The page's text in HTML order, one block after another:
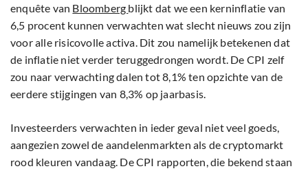
enquête van Bloomberg blijkt dat we een kerninflatie van
6,5 procent kunnen verwachten wat slecht nieuws zou zijn
voor alle risicovolle activa. Dit zou namelijk betekenen dat
de inflatie niet verder teruggedrongen wordt. De CPI zelf
zou naar verwachting dalen tot 8,1% ten opzichte van de
eerdere stijgingen van 8,3% op jaarbasis.
Investeerders verwachten in ieder geval niet veel goeds,
aangezien zowel de aandelenmarkten als de cryptomarkt
rood kleuren vandaag. De CPI rapporten, die bekend staan ​​